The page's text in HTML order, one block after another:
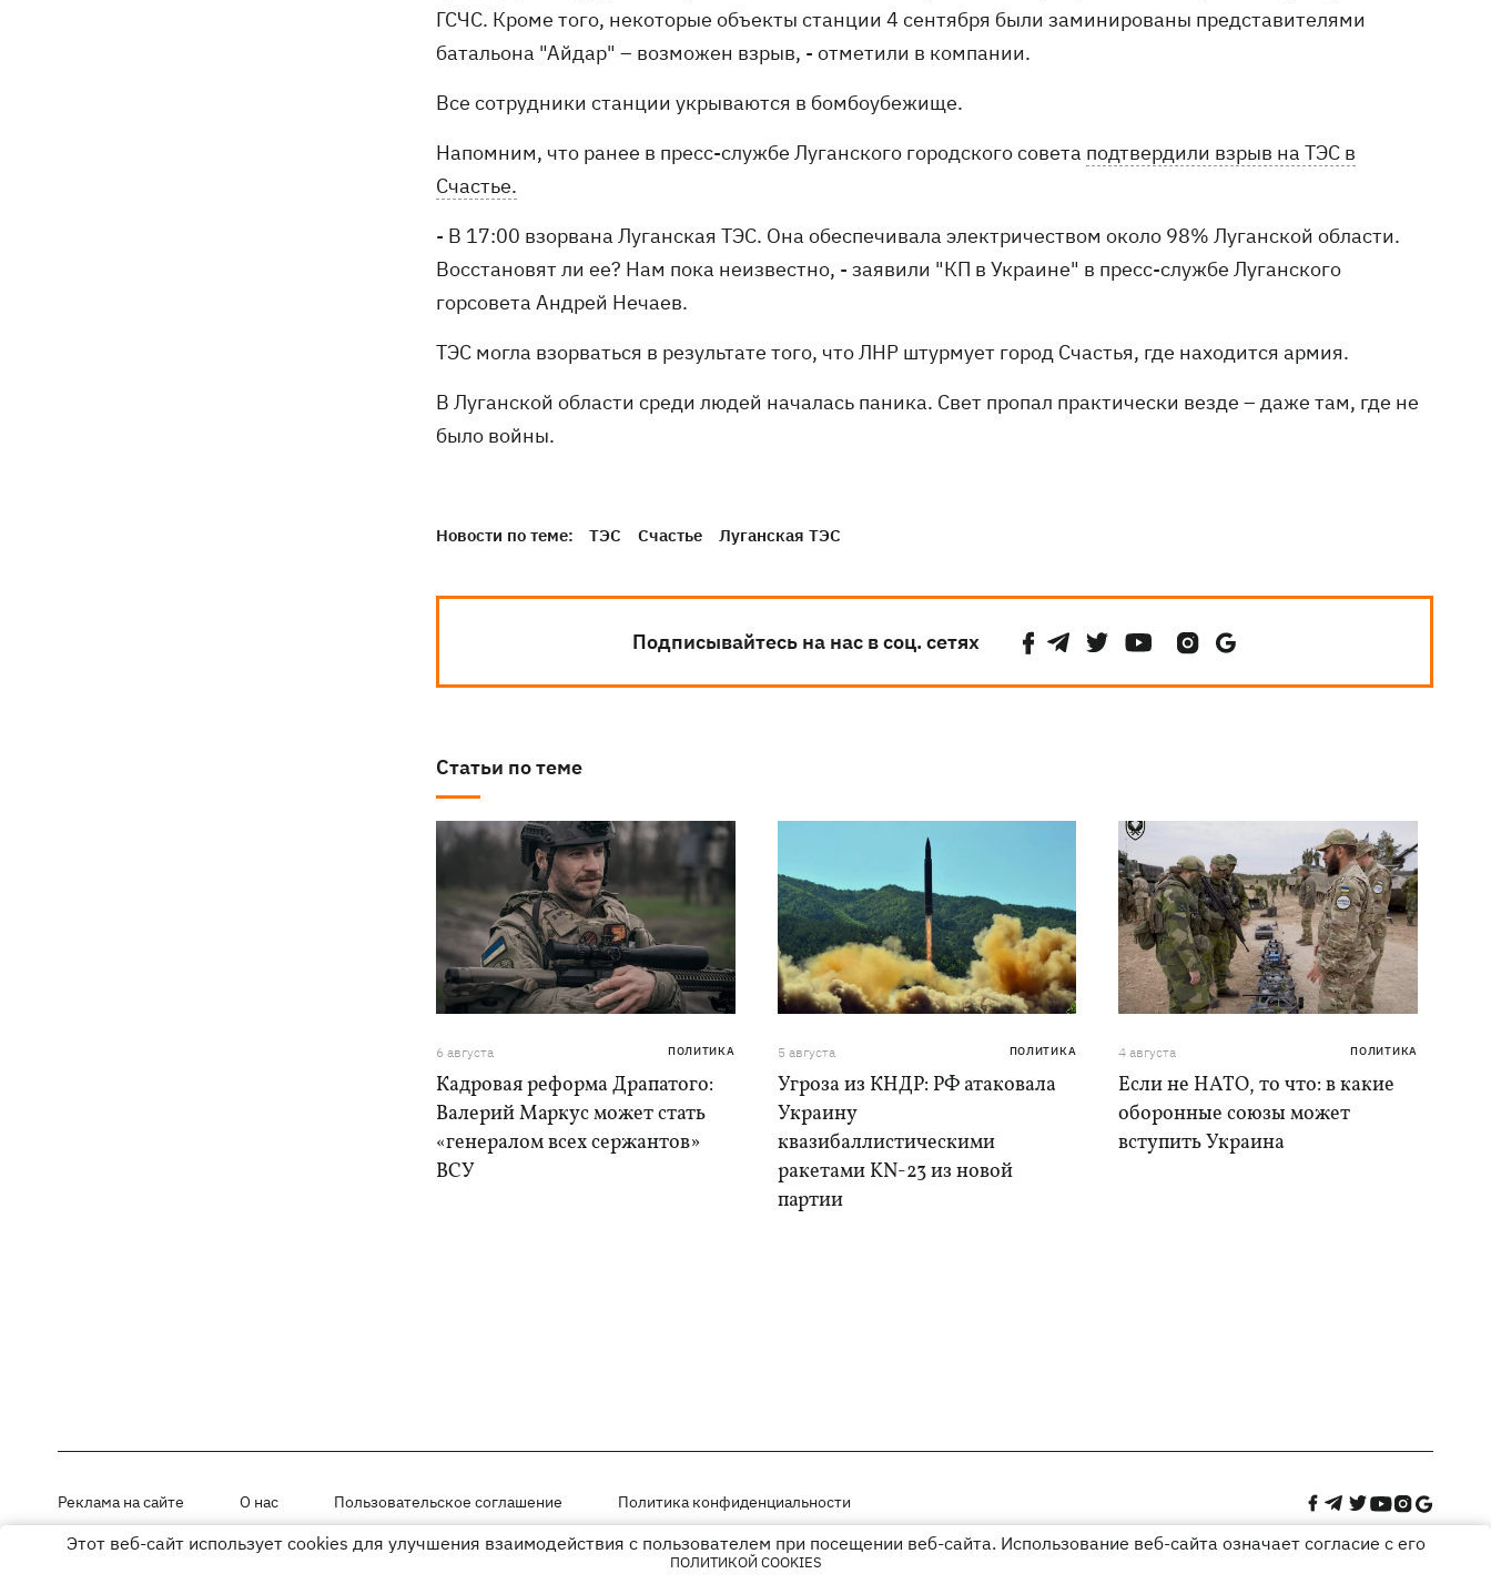
ГСЧС. Кроме того, некоторые объекты станции 4 сентября были заминированы представителями
батальона "Айдар" – возможен взрыв, - отметили в компании.
Все сотрудники станции укрываются в бомбоубежище.
Напомним, что ранее в пресс-службе Луганского городского совета подтвердили взрыв на ТЭС в
Счастье.
- В 17:00 взорвана Луганская ТЭС. Она обеспечивала электричеством около 98% Луганской области.
Восстановят ли ее? Нам пока неизвестно, - заявили "КП в Украине" в пресс-службе Луганского
горсовета Андрей Нечаев.
ТЭС могла взорваться в результате того, что ЛНР штурмует город Счастья, где находится армия.
В Луганской области среди людей началась паника. Свет пропал практически везде – даже там, где не
было войны.
Новости по теме: ТЭС Счастье Луганская ТЭС
Подписывайтесь на нас в соц. сетях
Статьи по теме
6 августа ПОЛИТИКА
Кадровая реформа Драпатого:
Валерий Маркус может стать
«генералом всех сержантов»
ВСУ
5 августа ПОЛИТИКА
Угроза из КНДР: РФ атаковала
Украину
квазибаллистическими
ракетами KN-23 из новой
партии
4 августа ПОЛИТИКА
Если не НАТО, то что: в какие
оборонные союзы может
вступить Украина
Реклама на сайте О нас Пользовательское соглашение Политика конфиденциальности
Материалы под рубриками «Новости компании», «PR» и «Факт» размещены на правах рекламы
Этот веб-сайт использует cookies для улучшения взаимодействия с пользователем при посещении веб-сайта. Использование веб-сайта означает согласие с его
ПОЛИТИКОЙ COOKIES